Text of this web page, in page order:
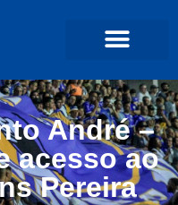
André –
acesso ao
Pereira